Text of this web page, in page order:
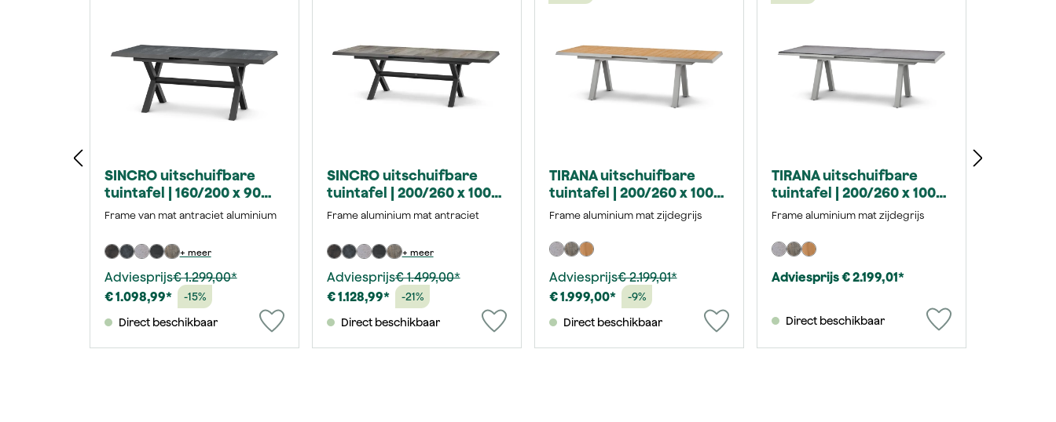
SINCRO uitschuifbare
tuintafel | 160/200 x 90
cm | keramiek houtgrijs
Frame van mat antraciet aluminium
+ meer
Adviesprijs€ 1.299,00*
€ 1.098,99*
-15%
Direct beschikbaar
SINCRO uitschuifbare
tuintafel | 200/260 x 100
cm | Keramiek washed-
Frame aluminium mat antraciet
+ meer
Adviesprijs€ 1.499,00*
€ 1.128,99*
-21%
Direct beschikbaar
TIRANA uitschuifbare
tuintafel | 200/260 x 100
cm | Teak FSC® 100 %
Frame aluminium mat zijdegrijs
Adviesprijs€ 2.199,01*
€ 1.999,00*
-9%
Direct beschikbaar
TIRANA uitschuifbare
tuintafel | 200/260 x 100
cm | HPL beton
Frame aluminium mat zijdegrijs
Adviesprijs € 2.199,01*
Direct beschikbaar